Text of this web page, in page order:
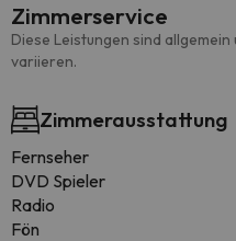
Zimmerservice
Diese Leistungen sind
variieren.
Zimmerausstattung
Fernseher
DVD Spieler
Radio
Fön